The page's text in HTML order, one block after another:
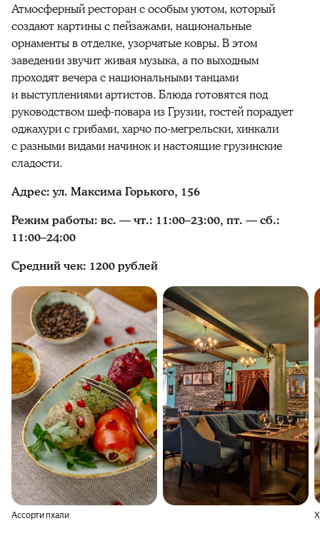
Атмосферный ресторан с особым уютом, который
создают картины с пейзажами, национальные
орнаменты в отделке, узорчатые ковры. В этом
заведении звучит живая музыка, а по выходным
проходят вечера с национальными танцами
и выступлениями артистов. Блюда готовятся под
руководством шеф-повара из Грузии, гостей порадует
оджахури с грибами, харчо по-мегрельски, хинкали
с разными видами начинок и настоящие грузинские
сладости.
Адрес: ул. Максима Горького, 156
Режим работы: вс. — чт.: 11:00–23:00, пт. — сб.:
11:00–24:00
Средний чек: 1200 рублей
Ассорти пхали